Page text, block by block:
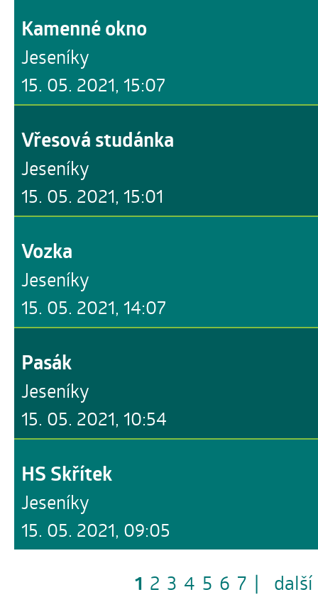
15. 05. 2021, 15:07
Kamenné okno
Jeseníky
15. 05. 2021, 15:01
Vřesová studánka
Jeseníky
15. 05. 2021, 14:07
Vozka
Jeseníky
15. 05. 2021, 10:54
Pasák
Jeseníky
15. 05. 2021, 09:05
HS Skřítek
Jeseníky
1 2 3 4 5 6 7 | další